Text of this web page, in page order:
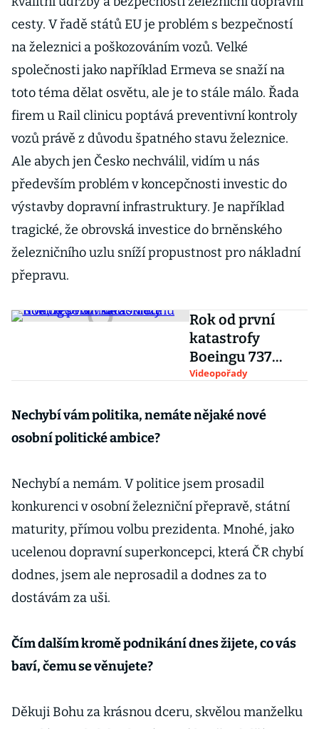
cesty. V řadě států EU je problém s bezpečností
na železnici a poškozováním vozů. Velké
společnosti jako například Ermeva se snaží na
toto téma dělat osvětu, ale je to stále málo. Řada
firem u Rail clinicu poptává preventivní kontroly
vozů právě z důvodu špatného stavu železnice.
Ale abych jen Česko nechválil, vidím u nás
především problém v koncepčnosti investic do
výstavby dopravní infrastruktury. Je například
tragické, že obrovská investice do brněnského
železničního uzlu sníží propustnost pro nákladní
přepravu.
Rok od první
katastrofy
Boeingu 737
MAX: krize trvá,
nedohlednu
Videopořady
Nechybí vám politika, nemáte nějaké nové
osobní politické ambice?
Nechybí a nemám. V politice jsem prosadil
konkurenci v osobní železniční přepravě, státní
maturity, přímou volbu prezidenta. Mnohé, jako
ucelenou dopravní superkoncepci, která ČR chybí
dodnes, jsem ale neprosadil a dodnes za to
dostávám za uši.
Čím dalším kromě podnikání dnes žijete, co vás
baví, čemu se věnujete?
Děkuji Bohu za krásnou dceru, skvělou manželku